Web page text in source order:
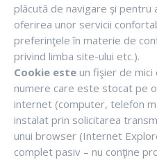
plăcută de navigare şi
oferirea unor servicii
preferinţele în materie de
privind limba site-ului etc.).
Cookie este un fişier de
numere care este stocat pe
internet (computer, telefon
instalat prin solicitarea
unui browser (Internet
complet pasiv – nu conţine